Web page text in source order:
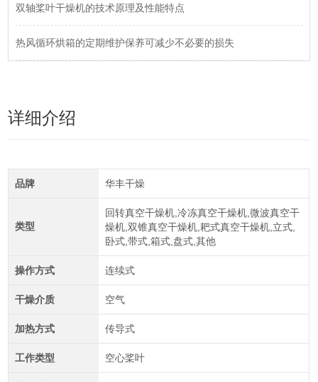
双轴桨叶干燥机的技术原理及性能特点
热风循环烘箱的定期维护保养可减少不必要的损失
详细介绍
品牌 华丰干燥
类型
回转真空干燥机,冷冻真空干燥机,微波真空干
燥机,双锥真空干燥机,耙式真空干燥机,立式,
卧式,带式,箱式,盘式,其他
操作方式 连续式
干燥介质 空气
加热方式 传导式
工作类型 空心桨叶